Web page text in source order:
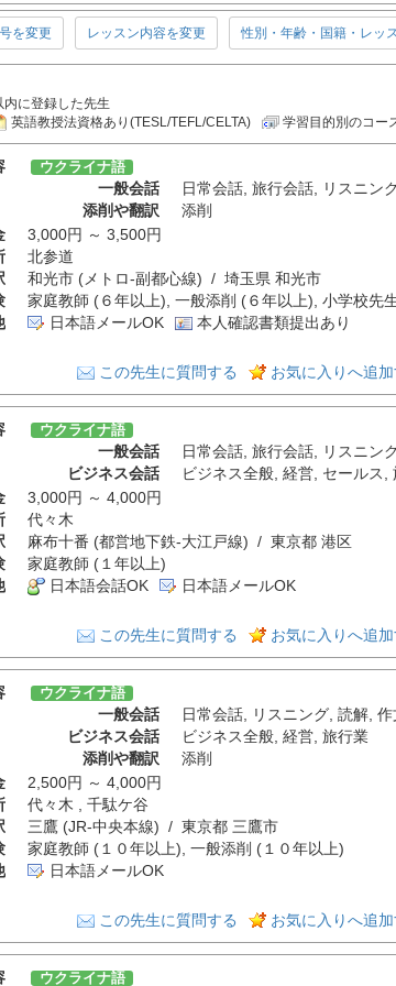
を変更 レッスン内容を変更 性別・年齢・国籍・レッ
内に登録した先生
英語教授法資格あり(TESL/TEFL/CELTA) 学習目的別のコー
ウクライナ語
一般会話 日常会話, 旅行会話,
リスニン
添削や翻訳
添削
3,000円 ～ 3,500円
北参道
和光市 (メトロ-副都心線) / 埼玉県 和光市
家庭教師 (６年以上), 一般添削 (６年以上), 小学校先
日本語メールOK 本人確認書類提出あり
この先生に質問する お気に入りへ追
ウクライナ語
一般会話 日常会話, 旅行会話,
リスニン
ビジネス会話
ビジネス全般, 経営, セールス
3,000円 ～ 4,000円
代々木
麻布十番 (都営地下鉄-大江戸線) / 東京都 港区
家庭教師 (１年以上)
日本語会話OK 日本語メールOK
この先生に質問する お気に入りへ追
ウクライナ語
一般会話 日常会話, リスニング, 読解, 作
ビジネス会話
ビジネス全般, 経営, 旅行業
添削や翻訳
添削
2,500円 ～ 4,000円
代々木 , 千駄ケ谷
三鷹 (JR-中央本線) / 東京都 三鷹市
家庭教師 (１０年以上), 一般添削 (１０年以上)
日本語メールOK
この先生に質問する お気に入りへ追
ウクライナ語